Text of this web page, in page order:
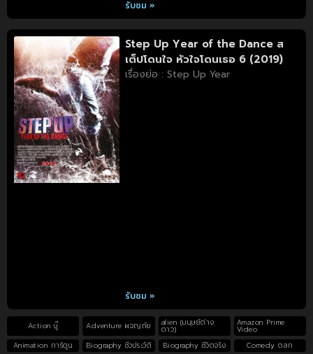
รับชม »
Step Up Year of the Dance ส
เต็ปโดนใจ หัวใจโดนเธอ 6 (2019)
เรื่องย่อ : Step Up Year
รับชม »
Action บู๊ Adventure ผจญภัย alien (มนุษย์ต่าง
ดาว)
Amazon Prime
Video
Animation การ์ตูน
Biography ชีวประวัติ Biography ชีวิตจริง
Comedy ตลก